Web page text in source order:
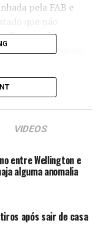
pela FAB e
que não
de
um pouso
corpo e foram
de Bombeiros até o
à sede da Polícia
VIDEOS
entre Wellington e
alguma anomalia
após sair de casa